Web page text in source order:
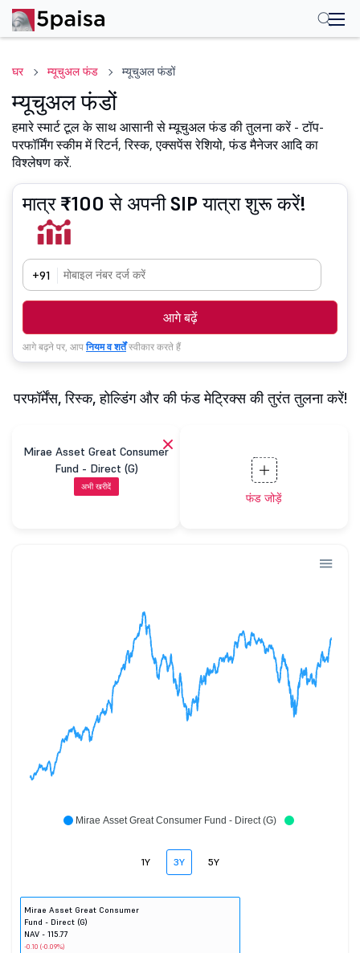
घर म्यूचुअल फंड म्यूचुअल फंडों
म्यूचुअल फंडों
हमारे स्मार्ट टूल के साथ आसानी से म्यूचुअल फंड की तुलना करें - टॉप-
परफॉर्मिंग स्कीम में रिटर्न, रिस्क, एक्सपेंस रेशियो, फंड मैनेजर आदि का
विश्लेषण करें.
मात्र ₹100 से अपनी SIP यात्रा शुरू करें!
+91
आगे बढ़ें
आगे बढ़ने पर, आपनियम व शर्तेंस्वीकार करते हैं
परफॉर्मेंस, रिस्क, होल्डिंग और की फंड मेट्रिक्स की तुरंत तुलना करें!
Mirae Asset Great Consumer
Fund - Direct (G)
अभी खरीदें
फंड जोड़ें
Mirae Asset Great Consumer Fund - Direct (G)
1Y 3Y 5Y
Mirae Asset Great Consumer
Fund - Direct (G)
NAV - 115.77
-0.10 (-0.09%)